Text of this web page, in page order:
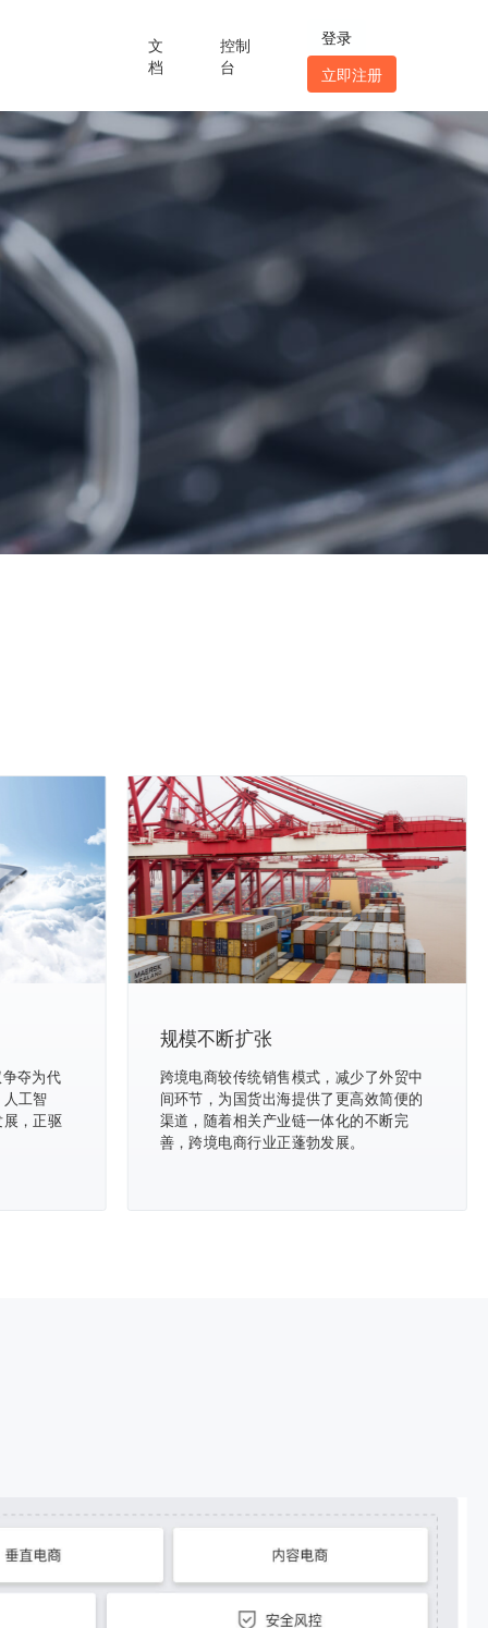
文
档
控制
台
登录
立即注册
夺为代
工智
，正驱
规模不断扩张
跨境电商较传统销售模式，减少了外贸中
间环节，为国货出海提供了更高效简便的
渠道，随着相关产业链一体化的不断完
善，跨境电商行业正蓬勃发展。